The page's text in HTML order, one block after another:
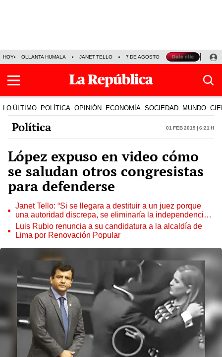
HOY OLLANTA HUMALA JANET TELLO 7 DE AGOSTO TINKA RESULTADOS
LO ÚLTIMO POLÍTICA OPINIÓN ECONOMÍA SOCIEDAD MUNDO
Política 01 Feb 2019 | 6:21 h
López expuso en video cómo
se saludan otros congresistas
para defenderse
Janet Tello: “Si se llegara a destituir a un juez porque
una autoridad discrepa, se eliminaría la independencia
judicial”
Luis Rubio renuncia a su candidatura a la alcaldía de
Lima por Renovación Popular